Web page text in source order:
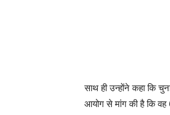
साथ ही उन्होंने कहा कि
आयोग से मांग की है कि वह